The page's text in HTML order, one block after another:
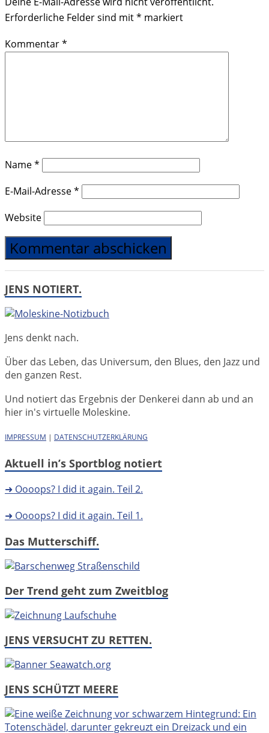
Erforderliche Felder sind mit* markiert
Kommentar*
Name*
E-Mail-Adresse*
Website
JENS NOTIERT.
Jens denkt nach.
Über das Leben, das Universum, den Blues, den Jazz und
den ganzen Rest.
Und notiert das Ergebnis der Denkerei dann ab und an
hier in's virtuelle Moleskine.
IMPRESSUM | DATENSCHUTZERKLÄRUNG
Aktuell in’s Sportblog notiert
➜ Oooops? I did it again. Teil 2.
➜ Oooops? I did it again. Teil 1.
Das Mutterschiff.
Der Trend geht zum Zweitblog
JENS VERSUCHT ZU RETTEN.
JENS SCHÜTZT MEERE